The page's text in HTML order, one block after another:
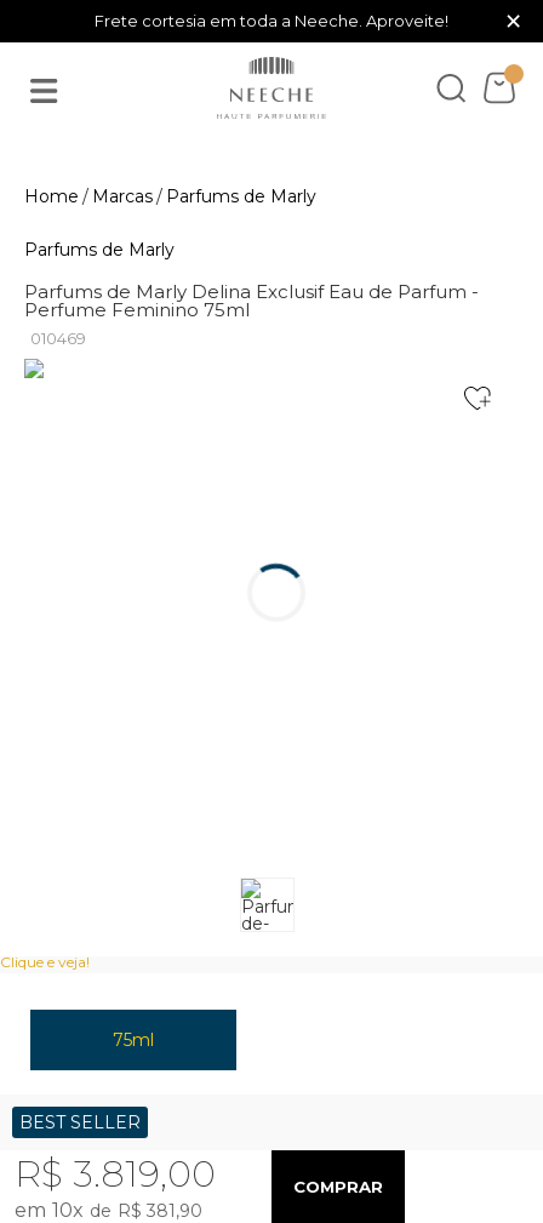
Frete cortesia em toda a Neeche. Aproveite! ×
Marcas Parfums de Marly
Parfums de Marly
Parfums de Marly Delina Exclusif Eau de Parfum -
Perfume Feminino 75ml
010469
Clique e veja!
75ml
BEST SELLER
R$ 3.819,00
10x R$ 381,90
COMPRAR